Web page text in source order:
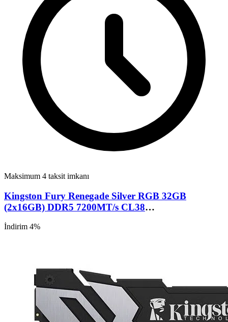
Maksimum 4 taksit imkanı
Kingston Fury Renegade Silver RGB 32GB
(2x16GB) DDR5 7200MT/s CL38
İndirim 4%